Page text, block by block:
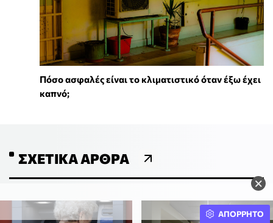
×
Πόσο ασφαλές είναι το κλιματιστικό όταν έξω έχει
καπνό;
ΣΧΕΤΙΚΆ ΆΡΘΡΑ
ΑΠΟΡΡΗΤΟ